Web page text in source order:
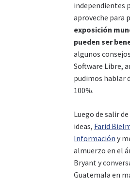
independientes
aproveche para
exposición
pueden ser
algunos
Software Libre,
pudimos hablar
100%.
Luego de salir
ideas, Farid
Información y
almuerzo en el
Bryant y
Guatemala en